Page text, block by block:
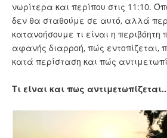
νωρίτερα και περίπου στις 11:10.
δεν θα σταθούμε σε αυτό, αλλά
κατανοήσουμε τι είναι η περιβόητη
αφανής διαρροή, πώς εντοπίζεται,
κατά περίσταση και πώς
Τι είναι και πως